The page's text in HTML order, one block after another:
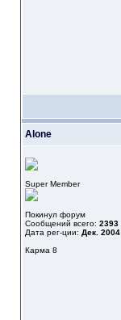
Alone
Super Member
Покинул форум
Сообщений всего: 2393
Дата рег-ции: Дек. 2004
Карма 8